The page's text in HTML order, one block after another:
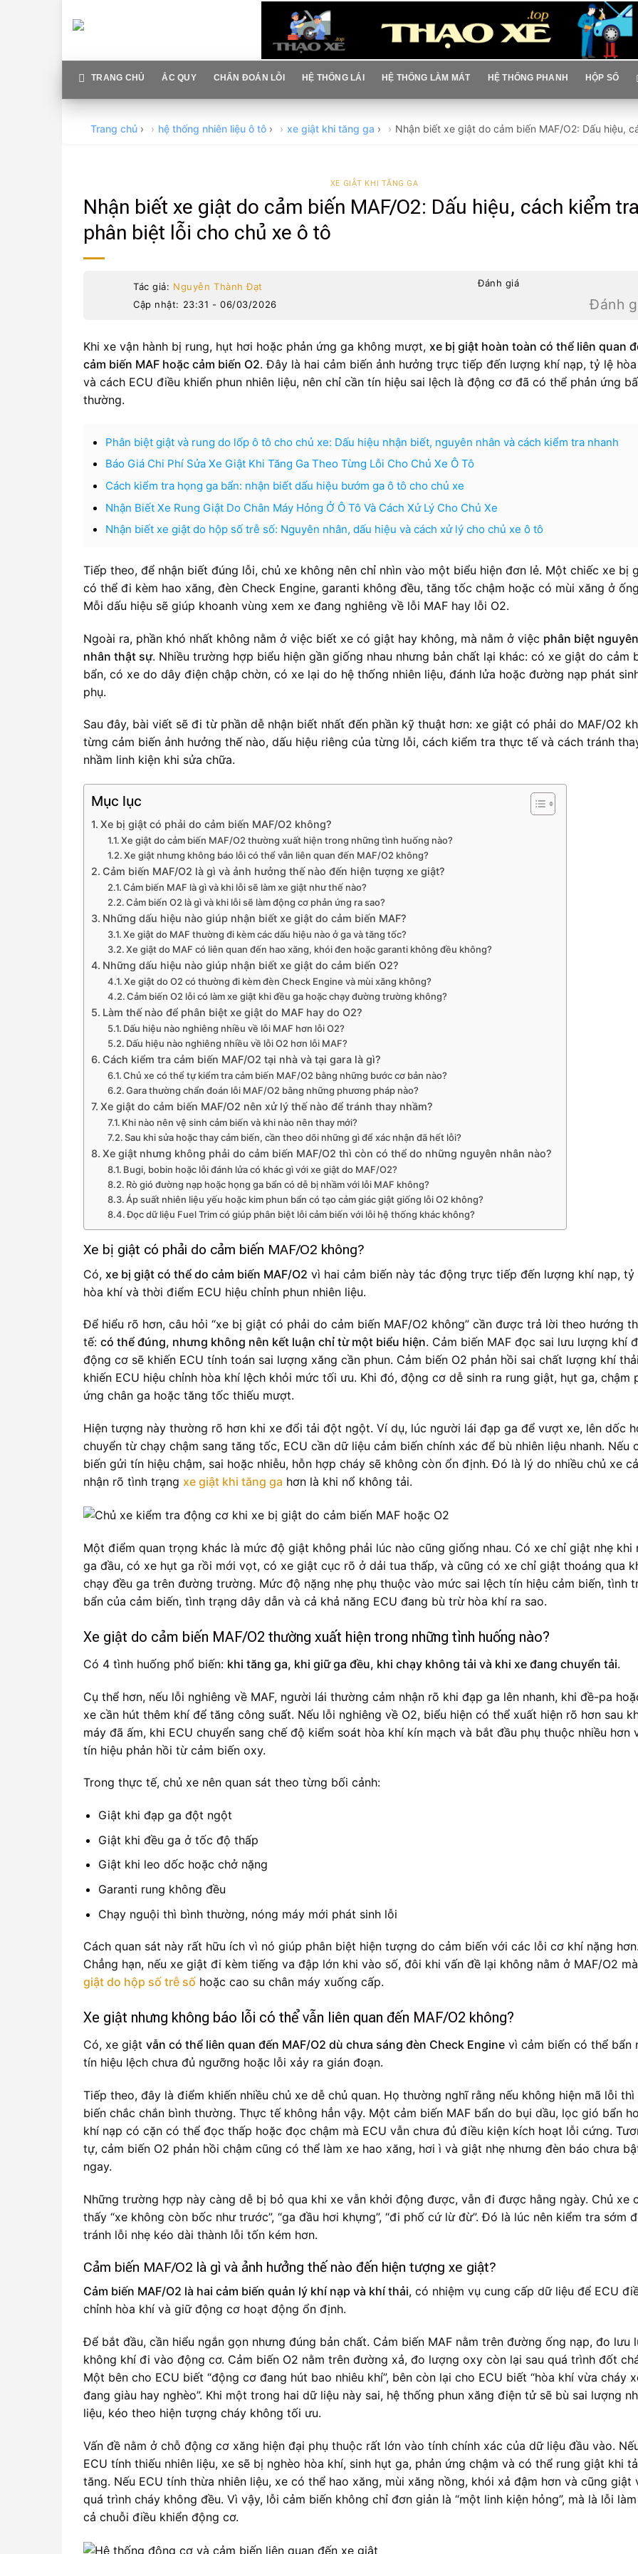
TRANG CHỦ ẮC QUY CHẨN ĐOÁN LỖI HỆ THỐNG LÁI HỆ THỐNG LÀM MÁT HỆ THỐNG PHANH HỘP SỐ
Trang chủ › hệ thống nhiên liệu ô tô › xe giật khi tăng ga › Nhận biết xe giật do cảm biến MAF/O2: Dấu hiệu,
XE GIẬT KHI TĂNG GA
Nhận biết xe giật do cảm biến MAF/O2: Dấu hiệu, cách kiểm
phân biệt lỗi cho chủ xe ô tô
Tác giả: Nguyễn Thành Đạt
Cập nhật: 23:31 - 06/03/2026
Đánh giá
Đánh
Khi xe vận hành bị rung, hụt hơi hoặc phản ứng ga không mượt, xe bị giật hoàn toàn có thể liên quan
cảm biến MAF hoặc cảm biến O2. Đây là hai cảm biến ảnh hưởng trực tiếp đến lượng khí nạp, tỷ lệ
và cách ECU điều khiển phun nhiên liệu, nên chỉ cần tín hiệu sai lệch là động cơ đã có thể phản ứng
thường.
Phân biệt giật và rung do lốp ô tô cho chủ xe: Dấu hiệu nhận biết, nguyên nhân và cách kiểm tra nhanh
Báo Giá Chi Phí Sửa Xe Giật Khi Tăng Ga Theo Từng Lỗi Cho Chủ Xe Ô Tô
Cách kiểm tra họng ga bẩn: nhận biết dấu hiệu bướm ga ô tô cho chủ xe
Nhận Biết Xe Rung Giật Do Chân Máy Hỏng Ở Ô Tô Và Cách Xử Lý Cho Chủ Xe
Nhận biết xe giật do hộp số trễ số: Nguyên nhân, dấu hiệu và cách xử lý cho chủ xe ô tô
Tiếp theo, để nhận biết đúng lỗi, chủ xe không nên chỉ nhìn vào một biểu hiện đơn lẻ. Một chiếc xe bị
có thể đi kèm hao xăng, đèn Check Engine, garanti không đều, tăng tốc chậm hoặc có mùi xăng ở
Mỗi dấu hiệu sẽ giúp khoanh vùng xem xe đang nghiêng về lỗi MAF hay lỗi O2.
Ngoài ra, phần khó nhất không nằm ở việc biết xe có giật hay không, mà nằm ở việc phân biệt nguyên
nhân thật sự. Nhiều trường hợp biểu hiện gần giống nhau nhưng bản chất lại khác: có xe giật do cảm
bẩn, có xe do dây điện chập chờn, có xe lại do hệ thống nhiên liệu, đánh lửa hoặc đường nạp phát
phụ.
Sau đây, bài viết sẽ đi từ phần dễ nhận biết nhất đến phần kỹ thuật hơn: xe giật có phải do MAF/O2
từng cảm biến ảnh hưởng thế nào, dấu hiệu riêng của từng lỗi, cách kiểm tra thực tế và cách tránh
nhầm linh kiện khi sửa chữa.
Mục lục
Xe bị giật có phải do cảm biến MAF/O2 không?
Xe giật do cảm biến MAF/O2 thường xuất hiện trong những tình huống nào?
Xe giật nhưng không báo lỗi có thể vẫn liên quan đến MAF/O2 không?
Cảm biến MAF/O2 là gì và ảnh hưởng thế nào đến hiện tượng xe giật?
Cảm biến MAF là gì và khi lỗi sẽ làm xe giật như thế nào?
Cảm biến O2 là gì và khi lỗi sẽ làm động cơ phản ứng ra sao?
Những dấu hiệu nào giúp nhận biết xe giật do cảm biến MAF?
Xe giật do MAF thường đi kèm các dấu hiệu nào ở ga và tăng tốc?
Xe giật do MAF có liên quan đến hao xăng, khói đen hoặc garanti không đều không?
Những dấu hiệu nào giúp nhận biết xe giật do cảm biến O2?
Xe giật do O2 có thường đi kèm đèn Check Engine và mùi xăng không?
Cảm biến O2 lỗi có làm xe giật khi đều ga hoặc chạy đường trường không?
Làm thế nào để phân biệt xe giật do MAF hay do O2?
Dấu hiệu nào nghiêng nhiều về lỗi MAF hơn lỗi O2?
Dấu hiệu nào nghiêng nhiều về lỗi O2 hơn lỗi MAF?
Cách kiểm tra cảm biến MAF/O2 tại nhà và tại gara là gì?
Chủ xe có thể tự kiểm tra cảm biến MAF/O2 bằng những bước cơ bản nào?
Gara thường chẩn đoán lỗi MAF/O2 bằng những phương pháp nào?
Xe giật do cảm biến MAF/O2 nên xử lý thế nào để tránh thay nhầm?
Khi nào nên vệ sinh cảm biến và khi nào nên thay mới?
Sau khi sửa hoặc thay cảm biến, cần theo dõi những gì để xác nhận đã hết lỗi?
Xe giật nhưng không phải do cảm biến MAF/O2 thì còn có thể do những nguyên nhân nào?
Bugi, bobin hoặc lỗi đánh lửa có khác gì với xe giật do MAF/O2?
Rò gió đường nạp hoặc họng ga bẩn có dễ bị nhầm với lỗi MAF không?
Áp suất nhiên liệu yếu hoặc kim phun bẩn có tạo cảm giác giật giống lỗi O2 không?
Đọc dữ liệu Fuel Trim có giúp phân biệt lỗi cảm biến với lỗi hệ thống khác không?
Xe bị giật có phải do cảm biến MAF/O2 không?
Có, xe bị giật có thể do cảm biến MAF/O2 vì hai cảm biến này tác động trực tiếp đến lượng khí nạp, tỷ
hòa khí và thời điểm ECU hiệu chỉnh phun nhiên liệu.
Để hiểu rõ hơn, câu hỏi “xe bị giật có phải do cảm biến MAF/O2 không” cần được trả lời theo hướng
tế: có thể đúng, nhưng không nên kết luận chỉ từ một biểu hiện. Cảm biến MAF đọc sai lưu lượng khí
động cơ sẽ khiến ECU tính toán sai lượng xăng cần phun. Cảm biến O2 phản hồi sai chất lượng khí
khiến ECU hiệu chỉnh hòa khí lệch khỏi mức tối ưu. Khi đó, động cơ dễ sinh ra rung giật, hụt ga, chậm
ứng chân ga hoặc tăng tốc thiếu mượt.
Hiện tượng này thường rõ hơn khi xe đổi tải đột ngột. Ví dụ, lúc người lái đạp ga để vượt xe, lên dốc
chuyển từ chạy chậm sang tăng tốc, ECU cần dữ liệu cảm biến chính xác để bù nhiên liệu nhanh. Nếu
biến gửi tín hiệu chậm, sai hoặc nhiễu, hỗn hợp cháy sẽ không còn ổn định. Đó là lý do nhiều chủ xe
nhận rõ tình trạng xe giật khi tăng ga hơn là khi nổ không tải.
Một điểm quan trọng khác là mức độ giật không phải lúc nào cũng giống nhau. Có xe chỉ giật nhẹ khi
ga đầu, có xe hụt ga rồi mới vọt, có xe giật cục rõ ở dải tua thấp, và cũng có xe chỉ giật thoáng qua
chạy đều ga trên đường trường. Mức độ nặng nhẹ phụ thuộc vào mức sai lệch tín hiệu cảm biến, tình
bẩn của cảm biến, tình trạng dây dẫn và cả khả năng ECU đang bù trừ hòa khí ra sao.
Xe giật do cảm biến MAF/O2 thường xuất hiện trong những tình huống nào?
Có 4 tình huống phổ biến: khi tăng ga, khi giữ ga đều, khi chạy không tải và khi xe đang chuyển tải.
Cụ thể hơn, nếu lỗi nghiêng về MAF, người lái thường cảm nhận rõ khi đạp ga lên nhanh, khi đề-pa
xe cần hút thêm khí để tăng công suất. Nếu lỗi nghiêng về O2, biểu hiện có thể xuất hiện rõ hơn sau
máy đã ấm, khi ECU chuyển sang chế độ kiểm soát hòa khí kín mạch và bắt đầu phụ thuộc nhiều hơn
tín hiệu phản hồi từ cảm biến oxy.
Trong thực tế, chủ xe nên quan sát theo từng bối cảnh:
Giật khi đạp ga đột ngột
Giật khi đều ga ở tốc độ thấp
Giật khi leo dốc hoặc chở nặng
Garanti rung không đều
Chạy nguội thì bình thường, nóng máy mới phát sinh lỗi
Cách quan sát này rất hữu ích vì nó giúp phân biệt hiện tượng do cảm biến với các lỗi cơ khí nặng
Chẳng hạn, nếu xe giật đi kèm tiếng va đập lớn khi vào số, đôi khi vấn đề lại không nằm ở MAF/O2
giật do hộp số trễ số hoặc cao su chân máy xuống cấp.
Xe giật nhưng không báo lỗi có thể vẫn liên quan đến MAF/O2 không?
Có, xe giật vẫn có thể liên quan đến MAF/O2 dù chưa sáng đèn Check Engine vì cảm biến có thể bẩn
tín hiệu lệch chưa đủ ngưỡng hoặc lỗi xảy ra gián đoạn.
Tiếp theo, đây là điểm khiến nhiều chủ xe dễ chủ quan. Họ thường nghĩ rằng nếu không hiện mã lỗi thì
biến chắc chắn bình thường. Thực tế không hẳn vậy. Một cảm biến MAF bẩn do bụi dầu, lọc gió bẩn
khí nạp có cặn có thể đọc thấp hoặc đọc chậm mà ECU vẫn chưa đủ điều kiện kích hoạt lỗi cứng.
tự, cảm biến O2 phản hồi chậm cũng có thể làm xe hao xăng, hơi ì và giật nhẹ nhưng đèn báo chưa
ngay.
Những trường hợp này càng dễ bị bỏ qua khi xe vẫn khởi động được, vẫn đi được hằng ngày. Chủ xe
thấy “xe không còn bốc như trước”, “ga đầu hơi khựng”, “đi phố cứ lừ đừ”. Đó là lúc nên kiểm tra sớm
tránh lỗi nhẹ kéo dài thành lỗi tốn kém hơn.
Cảm biến MAF/O2 là gì và ảnh hưởng thế nào đến hiện tượng xe giật?
Cảm biến MAF/O2 là hai cảm biến quản lý khí nạp và khí thải, có nhiệm vụ cung cấp dữ liệu để ECU
chỉnh hòa khí và giữ động cơ hoạt động ổn định.
Để bắt đầu, cần hiểu ngắn gọn nhưng đúng bản chất. Cảm biến MAF nằm trên đường ống nạp, đo lưu
không khí đi vào động cơ. Cảm biến O2 nằm trên đường xả, đo lượng oxy còn lại sau quá trình đốt
Một bên cho ECU biết “động cơ đang hút bao nhiêu khí”, bên còn lại cho ECU biết “hòa khí vừa cháy
đang giàu hay nghèo”. Khi một trong hai dữ liệu này sai, hệ thống phun xăng điện tử sẽ bù sai lượng
liệu, kéo theo hiện tượng cháy không tối ưu.
Vấn đề nằm ở chỗ động cơ xăng hiện đại phụ thuộc rất lớn vào tính chính xác của dữ liệu đầu vào.
ECU tính thiếu nhiên liệu, xe sẽ bị nghèo hòa khí, sinh hụt ga, phản ứng chậm và có thể rung giật khi
tăng. Nếu ECU tính thừa nhiên liệu, xe có thể hao xăng, mùi xăng nồng, khói xả đậm hơn và cũng giật
quá trình cháy không đều. Vì vậy, lỗi cảm biến không chỉ đơn giản là “một linh kiện hỏng”, mà là lỗi
cả chuỗi điều khiển động cơ.